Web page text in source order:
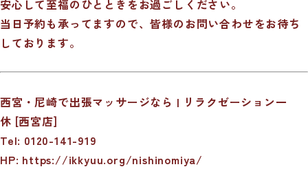
安心して至福のひとときをお過ごしください。
当日予約も承ってますので、皆様のお問い合わせをお待ち
しております。
西宮・尼崎で出張マッサージなら | リラクゼーション一
休 [西宮店]
Tel: 0120-141-919
HP: https://ikkyuu.org/nishinomiya/